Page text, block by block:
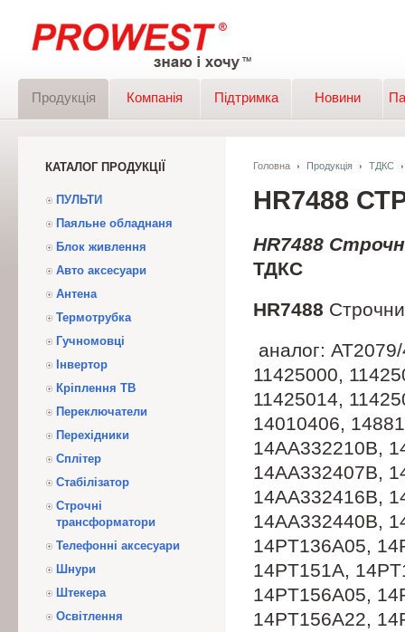
Продукція Компанія Підтримка Новини
КАТАЛОГ ПРОДУКЦІЇ
ПУЛЬТИ
Паяльне обладнаня
Блок живлення
Авто аксесуари
Антена
Термотрубка
Гучномовці
Інвертор
Кріплення ТВ
Переключатели
Перехідники
Сплітер
Стабілізатор
Строчні
трансформатори
Телефонні аксесуари
Шнури
Штекера
Освітлення
Головна Продукція ТДКС
HR7488
HR7488
ТДКС
HR7488
аналог:
11425000,
11425014,
14010406,
14AA332210B,
14AA332407B,
14AA332416B,
14AA332440B,
14PT136A05,
14PT151A,
14PT156A05,
14PT156A22,